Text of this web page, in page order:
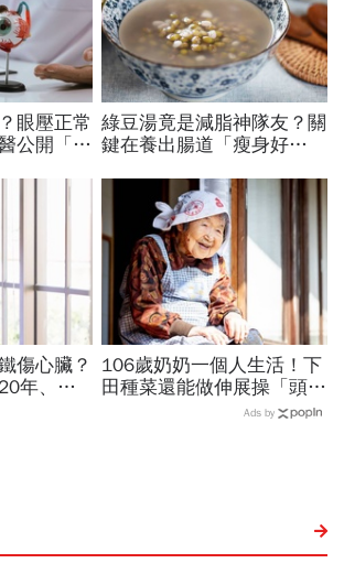
眼壓正常
公開「護
1類食
綠豆湯竟是減脂神隊友？關
鍵在養出腸道「瘦身好
種方法「燃脂率大提升」
傷心臟？
年、早
106歲奶奶一個人生活！下
田種菜還能做伸展操「頭貼
腿」...公開8個健康長壽秘
Ads by